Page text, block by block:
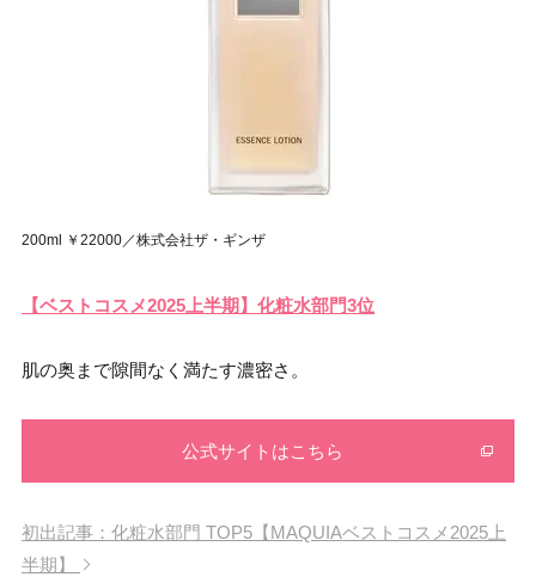
200ml ￥22000／株式会社ザ・ギンザ
【ベストコスメ2025上半期】化粧水部門3位
肌の奥まで隙間なく満たす濃密さ。
公式サイトはこちら
初出記事：化粧水部門 TOP5【MAQUIAベストコスメ2025上
半期】